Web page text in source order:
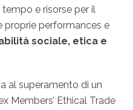
e risorse per il
performances e
sociale, etica e
al superamento di un
Members’ Ethical Trade